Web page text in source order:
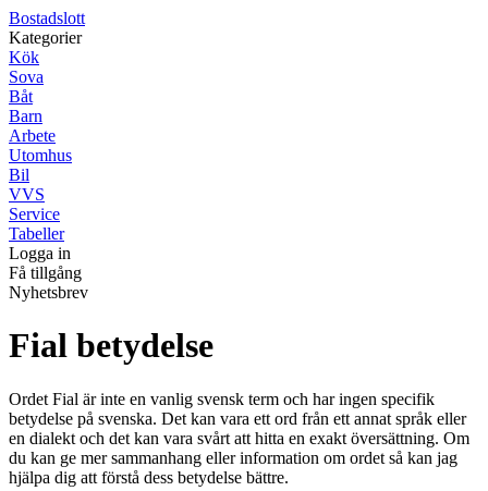
Bostadslott
Kategorier
Kök
Sova
Båt
Barn
Arbete
Utomhus
Bil
VVS
Service
Tabeller
Logga in
Få tillgång
Nyhetsbrev
Fial betydelse
Ordet Fial är inte en vanlig svensk term och har ingen specifik
betydelse på svenska. Det kan vara ett ord från ett annat språk eller
en dialekt och det kan vara svårt att hitta en exakt översättning. Om
du kan ge mer sammanhang eller information om ordet så kan jag
hjälpa dig att förstå dess betydelse bättre.